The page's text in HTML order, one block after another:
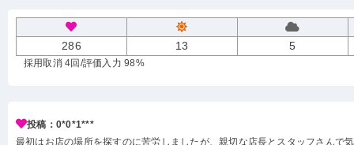
286 13 5
採用取消 4回 /評価入力 98%
投稿：0*0*1***
最初はお店の場所を探すのに苦労しましたが、親切な店長とスタッフさんで